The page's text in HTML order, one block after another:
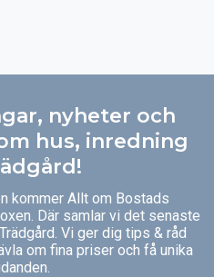
nyheter och
hus, inredning
kommer Allt om Bostads
Där samlar vi det senaste
Vi ger dig tips & råd
om fina priser och få unika